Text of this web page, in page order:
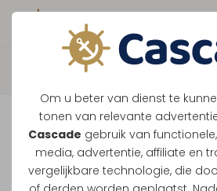
Om u beter van dienst te
tonen van relevante
Cascade gebruik van
media, advertentie, affiliate en
vergelijkbare technologie, die
Boek direct je
Vaar je mee
Ondanks de lage
onze vaarten